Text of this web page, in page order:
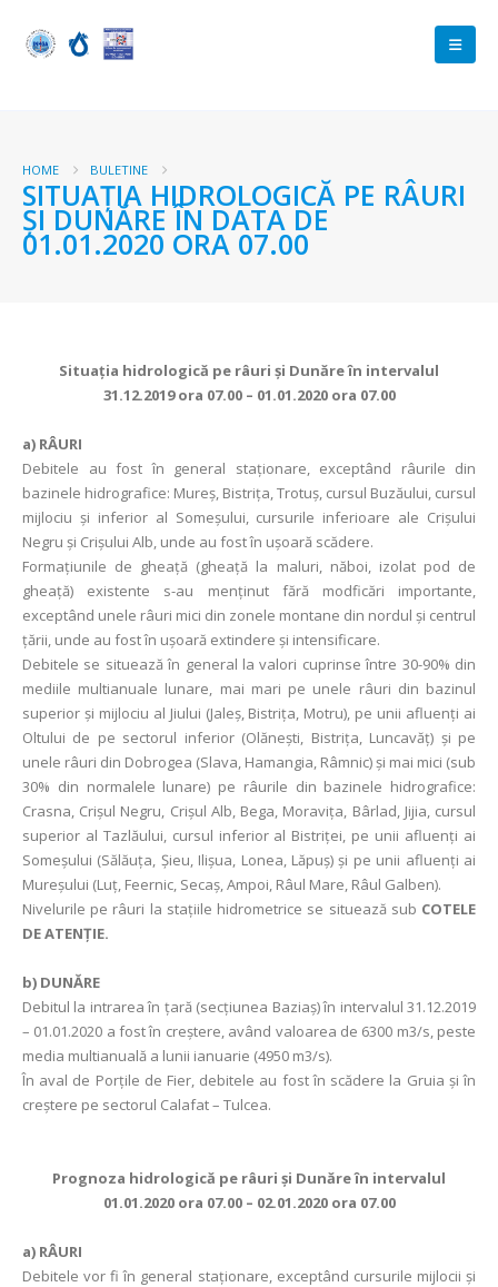
HOME BULETINE
SITUAŢIA HIDROLOGICĂ PE RÂURI
ŞI DUNĂRE ÎN DATA DE
01.01.2020 ORA 07.00
Situaţia hidrologică pe râuri şi Dunăre în intervalul
31.12.2019 ora 07.00 – 01.01.2020 ora 07.00
a) RÂURI
Debitele au fost în general staţionare, exceptând râurile din
bazinele hidrografice: Mureş, Bistriţa, Trotuș, cursul Buzăului, cursul
mijlociu și inferior al Someșului, cursurile inferioare ale Crișului
Negru și Crișului Alb, unde au fost în uşoară scădere.
Formațiunile de gheață (gheață la maluri, năboi, izolat pod de
gheață) existente s-au menținut fără modficări importante,
exceptând unele râuri mici din zonele montane din nordul și centrul
țării, unde au fost în uşoară extindere și intensificare.
Debitele se situează în general la valori cuprinse între 30-90% din
mediile multianuale lunare, mai mari pe unele râuri din bazinul
superior și mijlociu al Jiului (Jaleş, Bistriţa, Motru), pe unii afluenţi ai
Oltului de pe sectorul inferior (Olăneşti, Bistriţa, Luncavăţ) şi pe
unele râuri din Dobrogea (Slava, Hamangia, Râmnic) și mai mici (sub
30% din normalele lunare) pe râurile din bazinele hidrografice:
Crasna, Crişul Negru, Crișul Alb, Bega, Moraviţa, Bârlad, Jijia, cursul
superior al Tazlăului, cursul inferior al Bistriței, pe unii afluenţi ai
Someşului (Sălăuţa, Şieu, Ilişua, Lonea, Lăpuş) şi pe unii afluenţi ai
Mureşului (Luţ, Feernic, Secaş, Ampoi, Râul Mare, Râul Galben).
Nivelurile pe râuri la stațiile hidrometrice se situează sub COTELE
DE ATENȚIE.
b) DUNĂRE
Debitul la intrarea în ţară (secţiunea Baziaş) în intervalul 31.12.2019
– 01.01.2020 a fost în creștere, având valoarea de 6300 m3/s, peste
media multianuală a lunii ianuarie (4950 m3/s).
În aval de Porţile de Fier, debitele au fost în scădere la Gruia și în
creștere pe sectorul Calafat – Tulcea.
Prognoza hidrologică pe râuri şi Dunăre în intervalul
01.01.2020 ora 07.00 – 02.01.2020 ora 07.00
a) RÂURI
Debitele vor fi în general staţionare, exceptând cursurile mijlocii și